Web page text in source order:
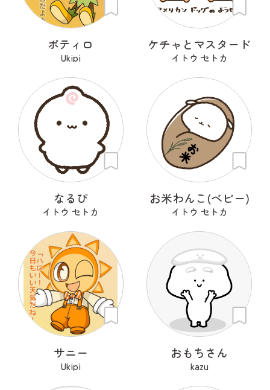
ポティロ
Ukipi
ケチャとマスタード
イトウ セトカ
なるぴ
イトウ セトカ
お米わんこ(ベビー)
イトウ セトカ
サニー
Ukipi
おもちさん
kazu